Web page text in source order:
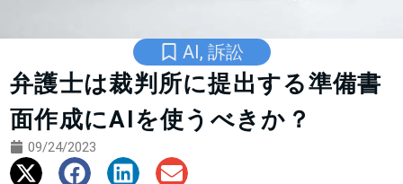
AI, 訴訟
弁護士は裁判所に提出する準備書
面作成にAIを使うべきか？
09/24/2023